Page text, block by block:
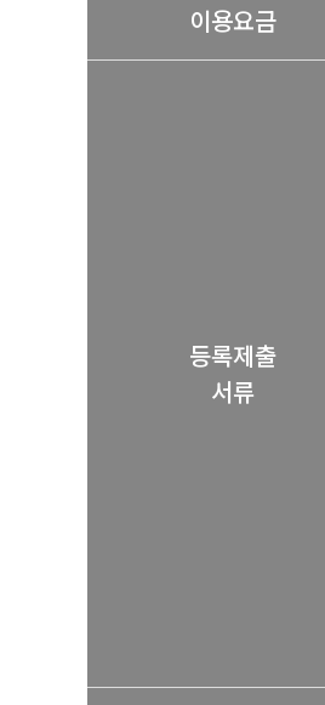
이용요금
등록제출
서류